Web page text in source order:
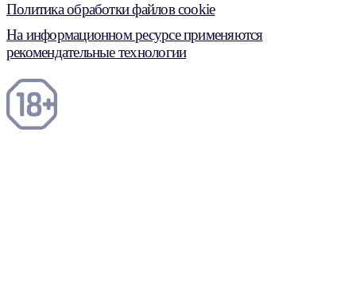
Политика обработки файлов cookie
На информационном ресурсе применяются
рекомендательные технологии